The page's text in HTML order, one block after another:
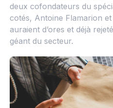
deux cofondateurs du
cotés, Antoine Flamarion
auraient d’ores et déjà
géant du secteur.